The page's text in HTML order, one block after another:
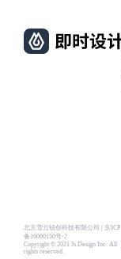
北京雪云锐创科技有限公司 | 京ICP
备16060150号-2
Copyright © 2021 Js.Design Inc. All
rights reserved.